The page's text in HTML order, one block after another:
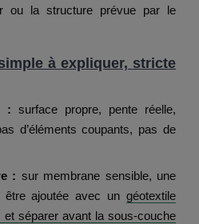
ou la structure prévue par le
à expliquer, stricte
: surface propre, pente réelle,
d’éléments coupants, pas de
: sur membrane sensible, une
être ajoutée avec un géotextile
et séparer avant la sous-couche